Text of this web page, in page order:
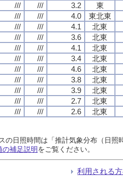
/// /// 3.2
東
/// /// 4.0
東北東
/// /// 4.1
北東
/// /// 3.6
北東
/// /// 4.1
北東
/// /// 3.4
北東
/// /// 4.6
北東
/// /// 3.8
北東
/// /// 3.9
北東
/// /// 2.7
北東
/// /// 2.6 北東
の日照時間は「推計気象分布（日
補足説明をご覧ください。
利用される